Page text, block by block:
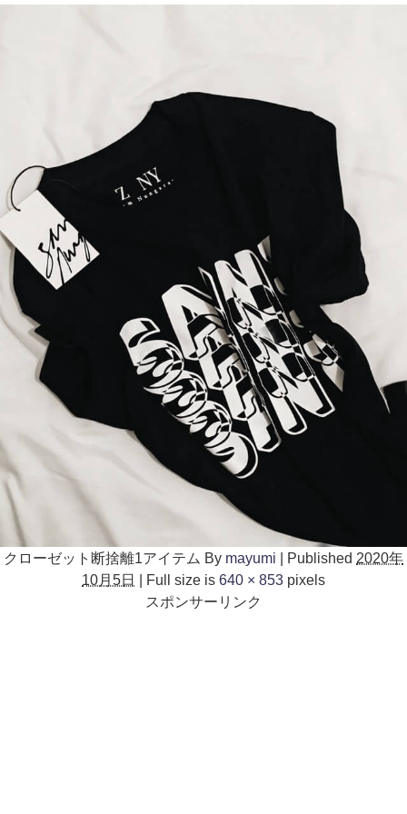
クローゼット断捨離1アイテム By mayumi Published 2020年
10月5日
Full size is 640 × 853 pixels
スポンサーリンク